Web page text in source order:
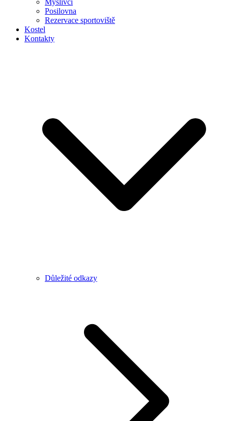
Myslivci
Posilovna
Rezervace sportoviště
Kostel
Kontakty
Důležité odkazy